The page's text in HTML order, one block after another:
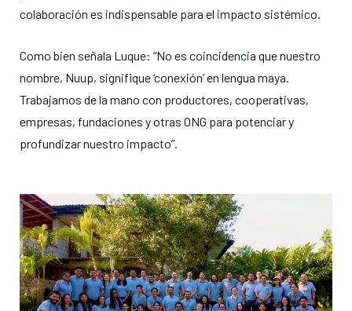
colaboración es indispensable para el impacto sistémico.
Como bien señala Luque: “No es coincidencia que nuestro
nombre, Nuup, signifique ‘conexión’ en lengua maya.
Trabajamos de la mano con productores, cooperativas,
empresas, fundaciones y otras ONG para potenciar y
profundizar nuestro impacto”.